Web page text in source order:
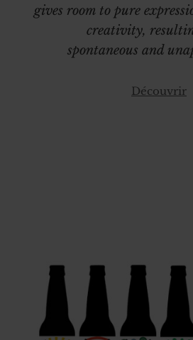
gives room to pure
creativity,
spontaneous and
Découvrir